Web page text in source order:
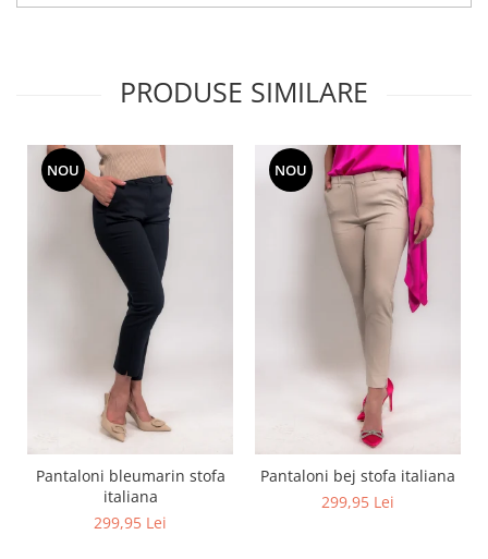
PRODUSE SIMILARE
NOU
Pantaloni bleumarin stofa
italiana
299,95 Lei
NOU
Pantaloni bej stofa italiana
299,95 Lei